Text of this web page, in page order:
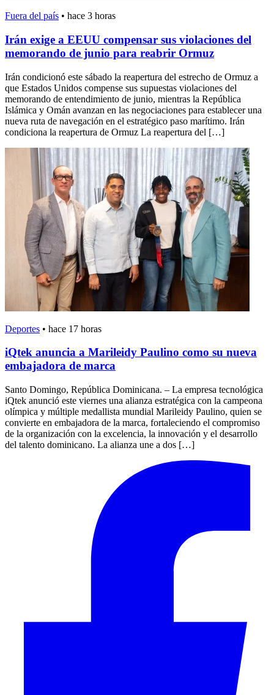
Fuera del país • hace 3 horas
Irán exige a EEUU compensar sus violaciones del
memorando de junio para reabrir Ormuz
Irán condicionó este sábado la reapertura del estrecho de Ormuz a
que Estados Unidos compense sus supuestas violaciones del
memorando de entendimiento de junio, mientras la República
Islámica y Omán avanzan en las negociaciones para establecer una
nueva ruta de navegación en el estratégico paso marítimo. Irán
condiciona la reapertura de Ormuz La reapertura del […]
Deportes • hace 17 horas
iQtek anuncia a Marileidy Paulino como su nueva
embajadora de marca
Santo Domingo, República Dominicana. – La empresa tecnológica
iQtek anunció este viernes una alianza estratégica con la campeona
olímpica y múltiple medallista mundial Marileidy Paulino, quien se
convierte en embajadora de la marca, fortaleciendo el compromiso
de la organización con la excelencia, la innovación y el desarrollo
del talento dominicano. La alianza une a dos […]